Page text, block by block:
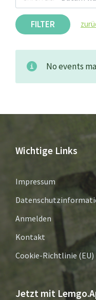
FILTER
No events
Wichtige Links
Impressum
Anmelden
Kontakt
Cookie-Richtlinie (EU)
Jetzt mit